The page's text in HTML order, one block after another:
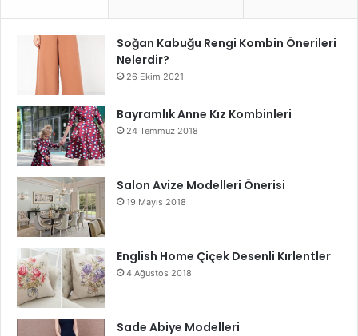
Soğan Kabuğu Rengi Kombin Önerileri
Nelerdir?
26 Ekim 2021
Bayramlık Anne Kız Kombinleri
24 Temmuz 2018
Salon Avize Modelleri Önerisi
19 Mayıs 2018
English Home Çiçek Desenli Kırlentler
4 Ağustos 2018
Sade Abiye Modelleri